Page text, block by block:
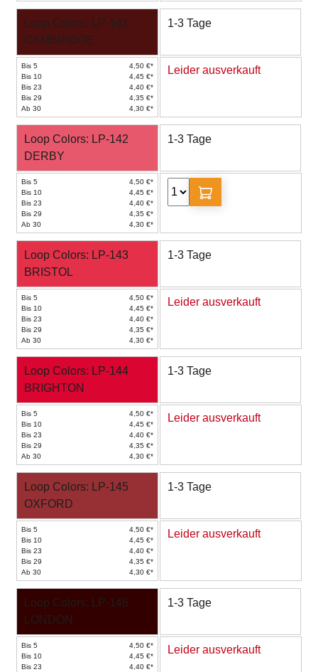
Loop Colors: LP-141
CAMBRIDGE
1-3 Tage
Bis 5
4,50 €*
Bis 10
4,45 €*
Bis 23
4,40 €*
Bis 29
4,35 €*
Ab 30
4,30 €*
Leider ausverkauft
Loop Colors: LP-142
DERBY
1-3 Tage
Bis 5
4,50 €*
Bis 10
4,45 €*
Bis 23
4,40 €*
Bis 29
4,35 €*
Ab 30
4,30 €*
Loop Colors: LP-143
BRISTOL
1-3 Tage
Bis 5
4,50 €*
Bis 10
4,45 €*
Bis 23
4,40 €*
Bis 29
4,35 €*
Ab 30
4,30 €*
Leider ausverkauft
Loop Colors: LP-144
BRIGHTON
1-3 Tage
Bis 5
4,50 €*
Bis 10
4,45 €*
Bis 23
4,40 €*
Bis 29
4,35 €*
Ab 30
4,30 €*
Leider ausverkauft
Loop Colors: LP-145
OXFORD
1-3 Tage
Bis 5
4,50 €*
Bis 10
4,45 €*
Bis 23
4,40 €*
Bis 29
4,35 €*
Ab 30
4,30 €*
Leider ausverkauft
Loop Colors: LP-146
LONDON
1-3 Tage
Bis 5
4,50 €*
Bis 10
4,45 €*
Bis 23
4,40 €*
Leider ausverkauft